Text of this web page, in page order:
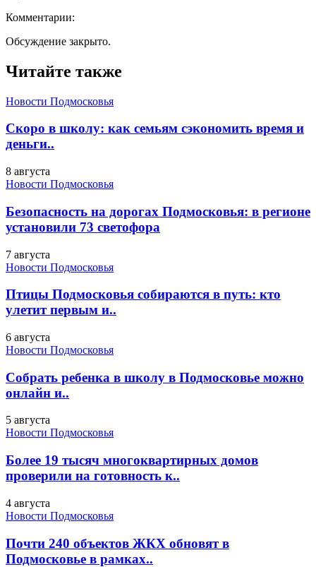
Комментарии:
Обсуждение закрыто.
Читайте также
Новости Подмосковья
Скоро в школу: как семьям сэкономить время и
деньги..
8 августа
Новости Подмосковья
Безопасность на дорогах Подмосковья: в регионе
установили 73 светофора
7 августа
Новости Подмосковья
Птицы Подмосковья собираются в путь: кто
улетит первым и..
6 августа
Новости Подмосковья
Собрать ребенка в школу в Подмосковье можно
онлайн и..
5 августа
Новости Подмосковья
Более 19 тысяч многоквартирных домов
проверили на готовность к..
4 августа
Новости Подмосковья
Почти 240 объектов ЖКХ обновят в
Подмосковье в рамках..